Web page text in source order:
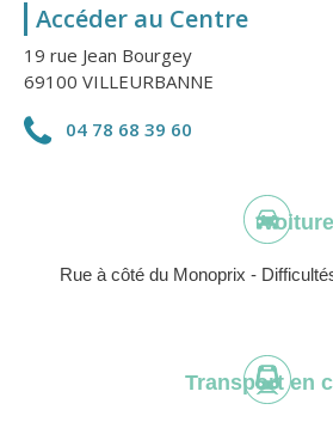
Accéder au Centre
19 rue Jean Bourgey
69100 VILLEURBANNE
04 78 68 39 60
Voiture
Rue à côté du Monoprix -
Transport en